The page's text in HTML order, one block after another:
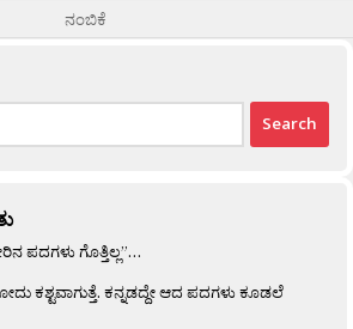
ನಂಬಿಕೆ
ಪದಗಳು ಗೊತ್ತಿಲ್ಲ”…
ಕಶ್ಟವಾಗುತ್ತೆ. ಕನ್ನಡದ್ದೇ ಆದ ಪದಗಳು ಕೂಡಲೆ